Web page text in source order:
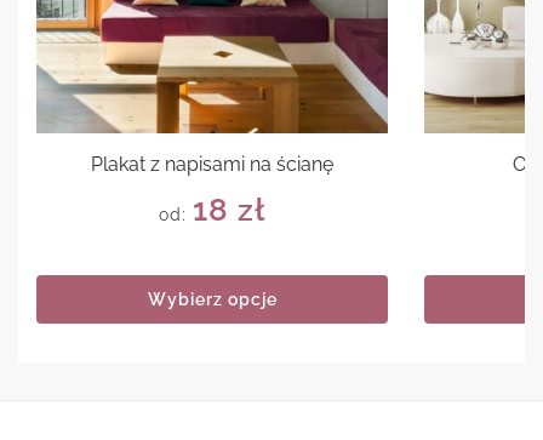
Plakat z napisami na ścianę
od: 18 zł
Wybierz opcje